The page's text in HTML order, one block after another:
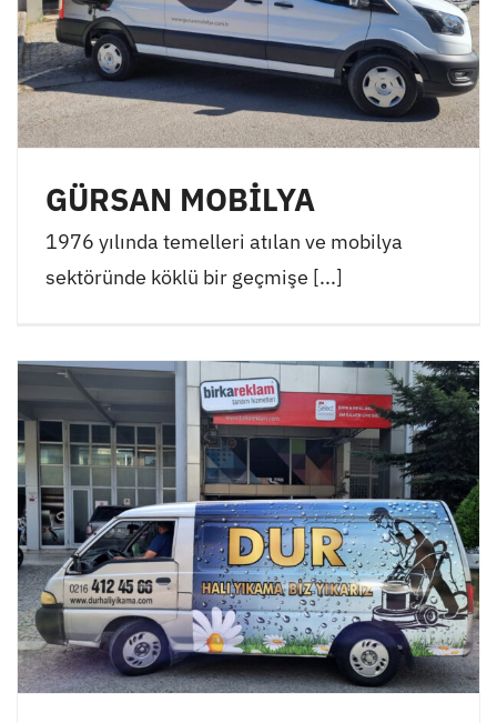
GÜRSAN MOBİLYA
1976 yılında temelleri atılan ve mobilya
sektöründe köklü bir geçmişe [...]